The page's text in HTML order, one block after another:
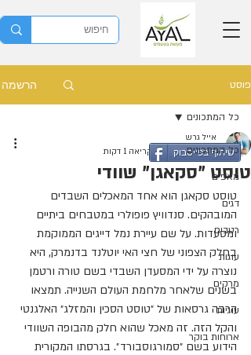
פוסט הרשמה
כל המתכונים
מאפים
דגים
רטבים
עוגות
מרקים
עוגיות
ארוחות בוקר
כל המתכונים
טוסט "סקאגן" שוודי
אייל גרש
15 באוג׳ 2021
זמן קריאה 1 דקות
טוסט סקאגן הוא אחד המאכלים השבדים
המובהקים. סנדוויץ פופולרי במטבחים ביתיים
ומסעדות. על שם עיירת נמל דייגים הממוקמת
בחלק הצפוני של חצי האי יוטלנד בדנמרק, היא
נוצרה על ידי המסעדן השבדי בשם טורה ורטמן
בשנים שלאחר מלחמת העולם השנייה. תמצאו
הרבה גרסאות של ״טוסט הסכין והמזלג״ האלגנטי
והקל הזה. זה מאכל שהוא חלק מהבופה השוודי
הידוע בשם ״סמורגוסבורד״. בגרסתו המקורית
שיתוף בפייסבוק